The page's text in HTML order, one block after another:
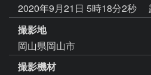
2020年9月21日 5時18分2秒
撮影地
岡山県岡山市
撮影機材